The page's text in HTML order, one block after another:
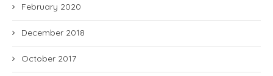
February 2020
December 2018
October 2017